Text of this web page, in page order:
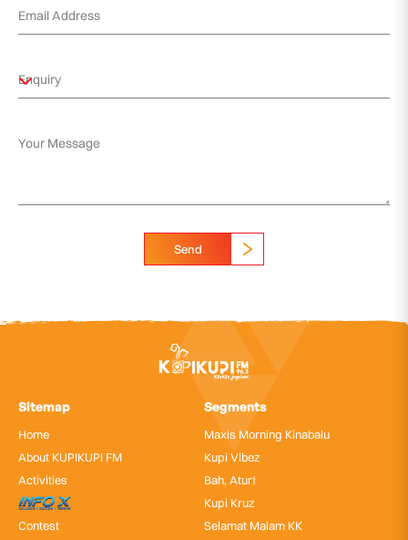
Send
Sitemap
Home
About KUPIKUPI FM
Activities
InfoX
Contest
Segments
Maxis Morning Kinabalu
Kupi Vibez
Bah, Atur!
Kupi Kruz
Selamat Malam KK